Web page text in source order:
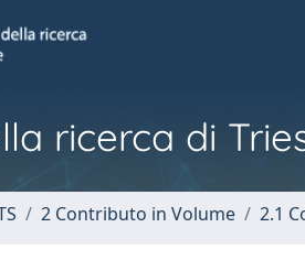
ricerca di
2 Contributo in Volume 2.1